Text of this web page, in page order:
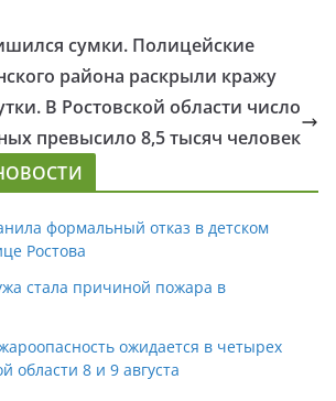
сумки. Полицейские
района раскрыли кражу
В Ростовской области число
превысило 8,5 тысяч человек
формальный отказ в детском
Ростова
стала причиной пожара в
ожидается в четырех
области 8 и 9 августа